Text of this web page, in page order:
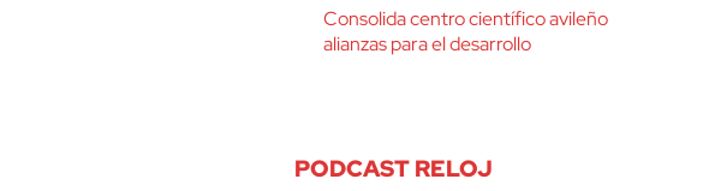
Consolida centro científico avileño
alianzas para el desarrollo
PODCAST RELOJ